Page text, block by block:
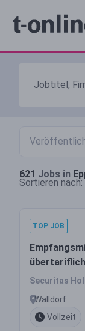
621 Jobs in
Sortieren nach:
TOP JOB
22,40 €/Std.
Securitas
Walldorf
Vollzeit